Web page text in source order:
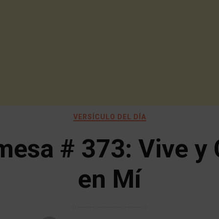
VERSÍCULO DEL DÍA
# 373: Vive y
en Mí